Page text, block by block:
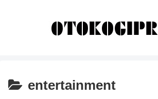
entertainment